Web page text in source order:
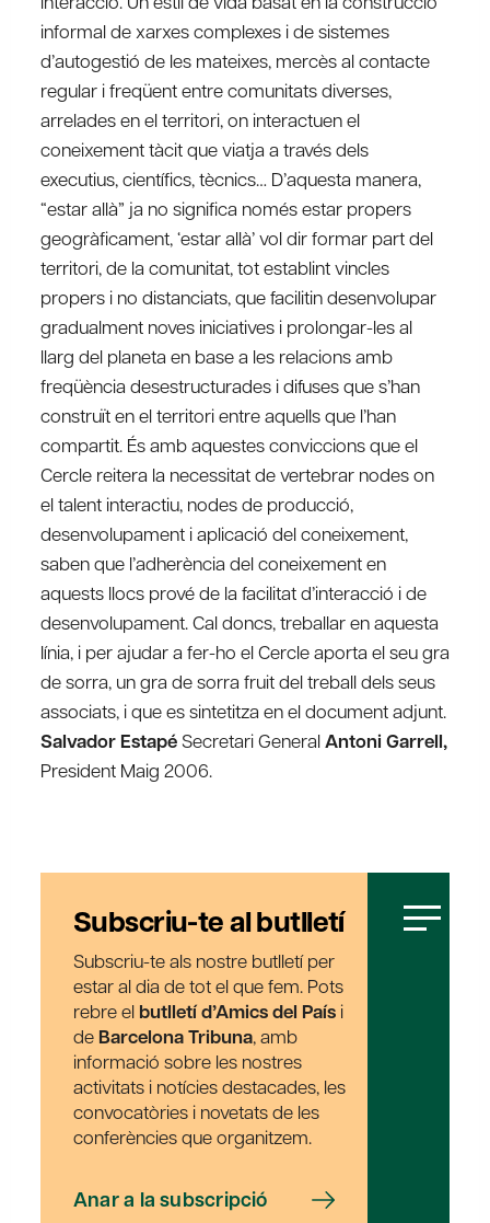
informal de xarxes complexes i de sistemes
d’autogestió de les mateixes, mercès al contacte
regular i freqüent entre comunitats diverses,
arrelades en el territori, on interactuen el
coneixement tàcit que viatja a través dels
executius, científics, tècnics… D’aquesta manera,
“estar allà” ja no significa només estar propers
geogràficament, ‘estar allà’ vol dir formar part del
territori, de la comunitat, tot establint vincles
propers i no distanciats, que facilitin desenvolupar
gradualment noves iniciatives i prolongar-les al
llarg del planeta en base a les relacions amb
freqüència desestructurades i difuses que s’han
construït en el territori entre aquells que l’han
compartit. És amb aquestes conviccions que el
Cercle reitera la necessitat de vertebrar nodes on
el talent interactiu, nodes de producció,
desenvolupament i aplicació del coneixement,
saben que l’adherència del coneixement en
aquests llocs prové de la facilitat d’interacció i de
desenvolupament. Cal doncs, treballar en aquesta
línia, i per ajudar a fer-ho el Cercle aporta el seu gra
de sorra, un gra de sorra fruit del treball dels seus
associats, i que es sintetitza en el document adjunt.
Salvador EstapéSecretari GeneralAntoni Garrell,
President Maig 2006.
Subscriu-te al butlletí
Subscriu-te als nostre butlletí per
estar al dia de tot el que fem. Pots
rebre el butlletí d’Amics del País i
de Barcelona Tribuna, amb
informació sobre les nostres
activitats i notícies destacades, les
convocatòries i novetats de les
conferències que organitzem.
Anar a la subscripció